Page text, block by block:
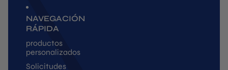
NAVEGACIÓN
RÁPIDA
productos
personalizados
Solicitudes